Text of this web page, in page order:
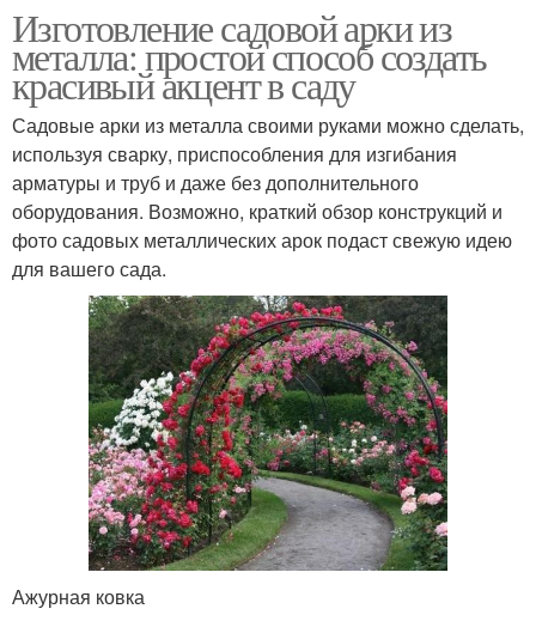
Изготовление садовой арки из
металла: простой способ создать
красивый акцент в саду
Садовые арки из металла своими руками можно сделать,
используя сварку, приспособления для изгибания
арматуры и труб и даже без дополнительного
оборудования. Возможно, краткий обзор конструкций и
фото садовых металлических арок подаст свежую идею
для вашего сада.
Ажурная ковка